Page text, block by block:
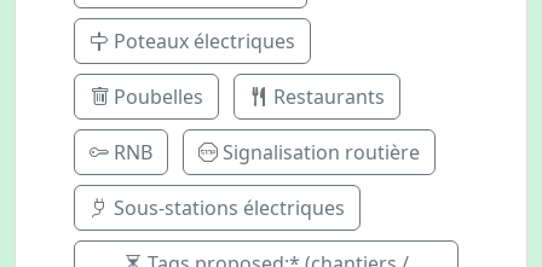
Poteaux électriques
Poubelles Restaurants
RNB Signalisation routière
Sous-stations électriques